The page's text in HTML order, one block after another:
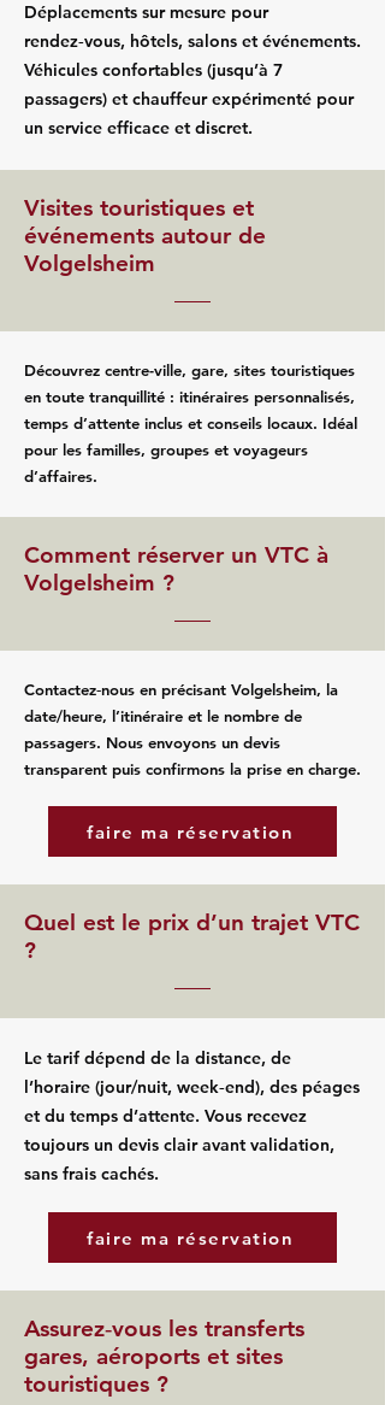
Déplacements sur mesure pour
rendez‑vous, hôtels, salons et événements.
Véhicules confortables (jusqu’à 7
passagers) et chauffeur expérimenté pour
un service efficace et discret.
Visites touristiques et
événements autour de
Volgelsheim
Découvrez centre-ville, gare, sites touristiques
en toute tranquillité : itinéraires personnalisés,
temps d’attente inclus et conseils locaux. Idéal
pour les familles, groupes et voyageurs
d’affaires.
Comment réserver un VTC à
Volgelsheim ?
Contactez‑nous en précisant Volgelsheim, la
date/heure, l’itinéraire et le nombre de
passagers. Nous envoyons un devis
transparent puis confirmons la prise en charge.
faire ma réservation
Quel est le prix d’un trajet VTC
?
Le tarif dépend de la distance, de
l’horaire (jour/nuit, week‑end), des péages
et du temps d’attente. Vous recevez
toujours un devis clair avant validation,
sans frais cachés.
faire ma réservation
Assurez‑vous les transferts
gares, aéroports et sites
touristiques ?